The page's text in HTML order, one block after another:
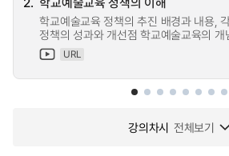
학교예술교육 정책의 추진 배경과 내용,
정책의 성과와 개선점 학교예술교육의 개
URL
강의차시 전체보기